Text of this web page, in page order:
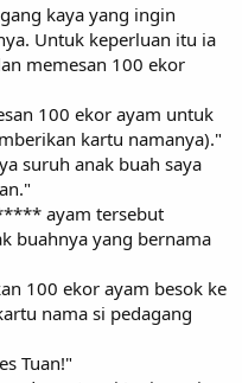
kaya yang ingin
Untuk keperluan itu ia
memesan 100 ekor
100 ekor ayam untuk
kartu namanya)."
suruh anak buah saya
ayam tersebut
buahnya yang bernama
100 ekor ayam besok ke
nama si pedagang
Tuan!"